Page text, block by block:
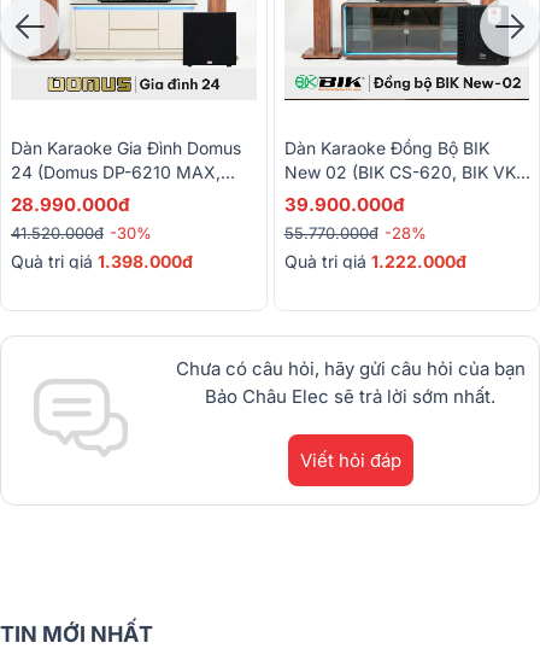
Dàn Karaoke Gia Đình Domus
24 (Domus DP-6210 MAX,
Audiocenter CT1200,
SW212, BCE U900 Plus X)
28.990.000đ
41.520.000đ -30%
Quà trị giá 1.398.000đ
Dàn Karaoke Đồng Bộ BIK
New 02 (BIK CS-620, BIK VK-
A52, BIK VK-R51, BIK BBK-
39.900.000đ
55.770.000đ -28%
Quà trị giá 1.222.000đ
Chưa có câu hỏi, hãy gửi câu hỏi của bạn
Bảo Châu Elec sẽ trả lời sớm nhất.
Viết hỏi đáp
TIN MỚI NHẤT